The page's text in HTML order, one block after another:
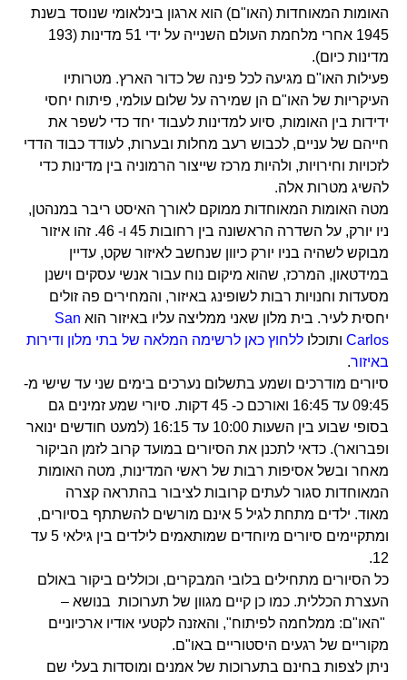
האומות המאוחדות (האו"ם) הוא ארגון בינלאומי שנוסד בשנת
1945 אחרי מלחמת העולם השנייה על ידי 51 מדינות (193
מדינות כיום).
פעילות האו"ם מגיעה לכל פינה של כדור הארץ. מטרותיו
העיקריות של האו"ם הן שמירה על שלום עולמי, פיתוח יחסי
ידידות בין האומות, סיוע למדינות לעבוד יחד כדי לשפר את
חייהם של עניים, לכבוש רעב מחלות ובערות, לעודד כבוד הדדי
לזכויות וחירויות, ולהיות מרכז שייצור הרמוניה בין מדינות כדי
להשיג מטרות אלה.
מטה האומות המאוחדות ממוקם לאורך האיסט ריבר במנהטן,
ניו יורק, על השדרה הראשונה בין רחובות 45 ו- 46. זהו איזור
מבוקש לשהיה בניו יורק כיוון שנחשב לאיזור שקט, עדיין
במידטאון, המרכז, שהוא מיקום נוח עבור אנשי עסקים וישנן
מסעדות וחנויות רבות לשופינג באיזור, והמחירים פה זולים
יחסית לעיר. בית מלון שאני ממליצה עליו באיזור הוא San
Carlos ותוכלו ללחוץ כאן לרשימה המלאה של בתי מלון ודירות
באיזור.
סיורים מודרכים ושמע בתשלום נערכים בימים שני עד שישי מ-
09:45 עד 16:45 ואורכם כ- 45 דקות. סיורי שמע זמינים גם
בסופי שבוע בין השעות 10:00 עד 16:15 (למעט חודשים ינואר
ופברואר). כדאי לתכנן את הסיורים במועד קרוב לזמן הביקור
מאחר ובשל אסיפות רבות של ראשי המדינות, מטה האומות
המאוחדות סגור לעתים קרובות לציבור בהתראה קצרה
מאוד. ילדים מתחת לגיל 5 אינם מורשים להשתתף בסיורים,
ומתקיימים סיורים מיוחדים שמותאמים לילדים בין גילאי 5 עד
12.
כל הסיורים מתחילים בלובי המבקרים, וכוללים ביקור באולם
העצרת הכללית. כמו כן קיים מגוון של תערוכות בנושא –
"האו"ם: ממלחמה לפיתוח", והאזנה לקטעי אודיו ארכיוניים
מקוריים של רגעים היסטוריים באו"ם.
ניתן לצפות בחינם בתערוכות של אמנים ומוסדות בעלי שם